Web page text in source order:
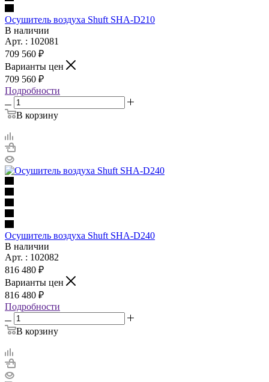
Осушитель воздуха Shuft SHA-D210
В наличии
Арт. : 102081
709 560 ₽
Варианты цен
709 560 ₽
Подробности
В корзину
Осушитель воздуха Shuft SHA-D240
В наличии
Арт. : 102082
816 480 ₽
Варианты цен
816 480 ₽
Подробности
В корзину